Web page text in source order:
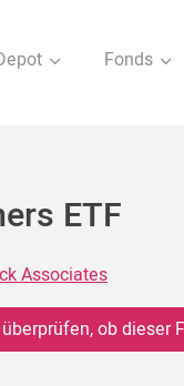
Fonds
ETF
Associates
ob dieser